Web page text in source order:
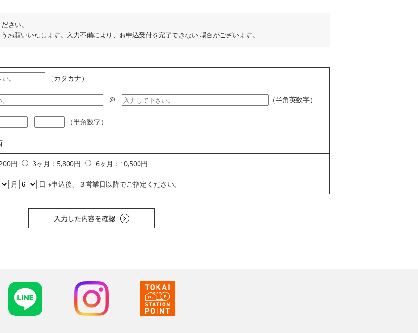
用不可能であれば事前に連絡（TEL:053-457-4111）をいただければカードを交換します。ただし、前項
とによる磁気不良は除きます。
戻しは残存期間の如何に関わらず行われないことをあらかじめ了承するものとします。
滅失等による定期券の再発行、払戻しは行われないことをあらかじめ了承するものとします。
あたって、駐輪場入口に設置してある案内看板記載の注意事項を厳守することとします。
り駐輪場が満車の場合もしくは当社において緊急やむを得ない事情その他の理由により駐輪場を閉鎖
あらかじめ了承するものとします。
。また、当社は、これらの情報を本サービスの提供、管理など必要に応じてのみ使用し、それ以外の用
さい。
お願いいたします。入力不備により、お申込受付を完了できない 場合がございます。
（カタカナ）
＠ （半角英数字）
- （半角数字）
円 3ヶ月：5,800円 6ヶ月：10,500円
月 日 ※申込後、３営業日以降でご指定ください。